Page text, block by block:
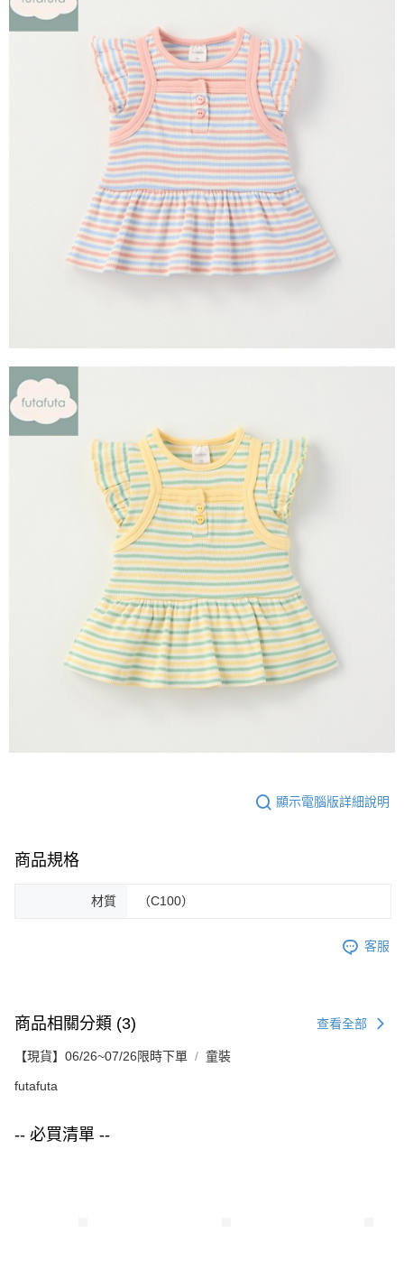
顯示電腦版詳細說明
商品規格
材質 （C100）
客服
商品相關分類 (3) 查看全部
【現貨】06/26~07/26限時下單 童裝
futafuta
-- 必買清單 --